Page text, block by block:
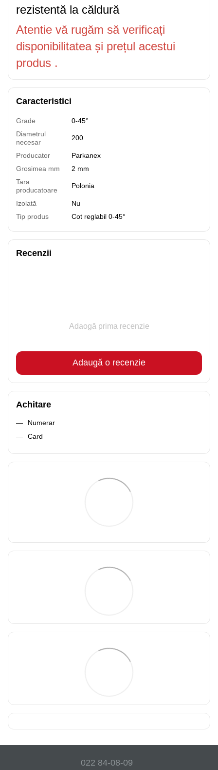
rezistentă la căldură
Atentie vă rugăm să verificați
disponibilitatea și prețul acestui
produs .
Caracteristici
Grade
0-45°
Diametrul
necesar
200
Producator
Parkanex
Grosimea mm
2 mm
Tara
producatoare
Polonia
Izolată
Nu
Tip produs
Cot reglabil 0-45°
Recenzii
Adaogă prima recenzie
Adaugă o recenzie
Achitare
Numerar
Card
022 84-08-09